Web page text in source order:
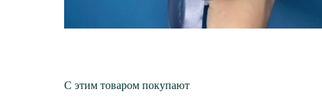
С этим товаром покупают